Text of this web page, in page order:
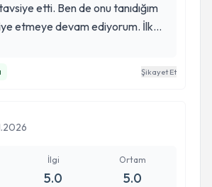
etti. Ben de onu tanıdığım
etmeye devam ediyorum. İlk
oğluma yaklaşımından çok
Şikayet Et
İlgi
5.0
Ortam
5.0